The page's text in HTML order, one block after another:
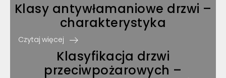
Klasy antywłamaniowe drzwi –
charakterystyka
Czytaj więcej
Klasyfikacja drzwi
przeciwpożarowych –